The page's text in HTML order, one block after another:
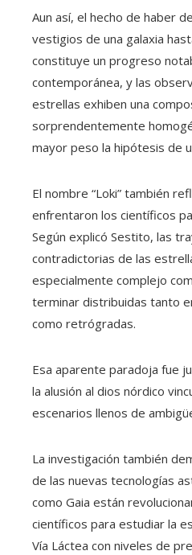
Aun así, el hecho de haber
vestigios de una galaxia
constituye un progreso
contemporánea, y las
estrellas exhiben una
sorprendentemente
mayor peso la hipótesis de
El nombre “Loki” también
enfrentaron los científicos
Según explicó Sestito, las
contradictorias de las
especialmente complejo
terminar distribuidas tanto
como retrógradas.
Esa aparente paradoja fue
la alusión al dios nórdico
escenarios llenos de
La investigación también
de las nuevas tecnologías
como Gaia están
científicos para estudiar la
Vía Láctea con niveles de